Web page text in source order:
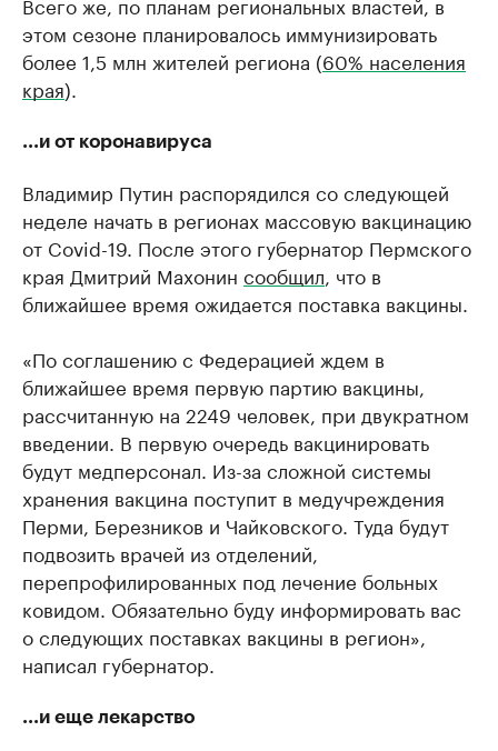
этом сезоне планировалось иммунизировать
более 1,5 млн жителей региона (60% населения
края).
...и от коронавируса
Владимир Путин распорядился со следующей
неделе начать в регионах массовую вакцинацию
от Covid-19. После этого губернатор Пермского
края Дмитрий Махонин сообщил, что в
ближайшее время ожидается поставка вакцины.
«По соглашению с Федерацией ждем в
ближайшее время первую партию вакцины,
рассчитанную на 2249 человек, при двукратном
введении. В первую очередь вакцинировать
будут медперсонал. Из-за сложной системы
хранения вакцина поступит в медучреждения
Перми, Березников и Чайковского. Туда будут
подвозить врачей из отделений,
перепрофилированных под лечение больных
ковидом. Обязательно буду информировать вас
о следующих поставках вакцины в регион»,
написал губернатор.
...и еще лекарство